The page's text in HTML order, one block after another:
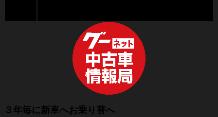
３年毎に新車へお乗り替へ